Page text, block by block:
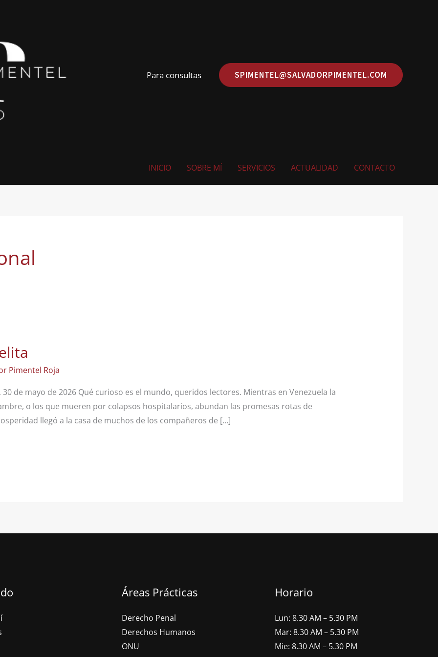
Para consultas SPIMENTEL@SALVADORPIMENTEL.COM
INICIO SOBRE MÍ SERVICIOS ACTUALIDAD CONTACTO
Pimentel Roja
de mayo de 2026 Qué curioso es el mundo, queridos lectores. Mientras en Venezuela la
o los que mueren por colapsos hospitalarios, abundan las promesas rotas de
llegó a la casa de muchos de los compañeros de […]
Áreas Prácticas
Derecho Penal
Derechos Humanos
ONU
Horario
Lun: 8.30 AM – 5.30 PM
Mar: 8.30 AM – 5.30 PM
Mie: 8.30 AM – 5.30 PM